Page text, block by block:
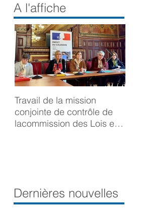
A l'affiche
Travail de la mission
conjointe de contrôle de
lacommission des Lois et
Dernières nouvelles